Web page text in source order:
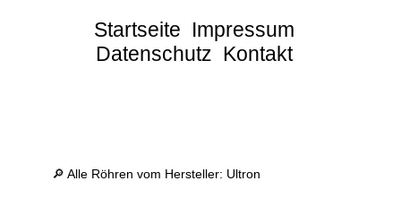
Startseite Impressum
Datenschutz Kontakt
🔎 Alle Röhren vom Hersteller: Ultron